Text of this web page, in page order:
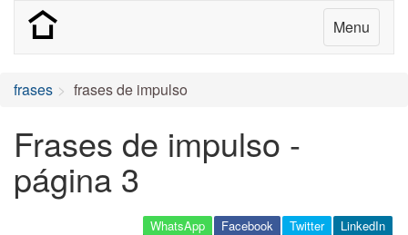
Menu
frases frases de impulso
Frases de impulso -
página 3
LinkedIn
Twitter
Facebook
WhatsApp